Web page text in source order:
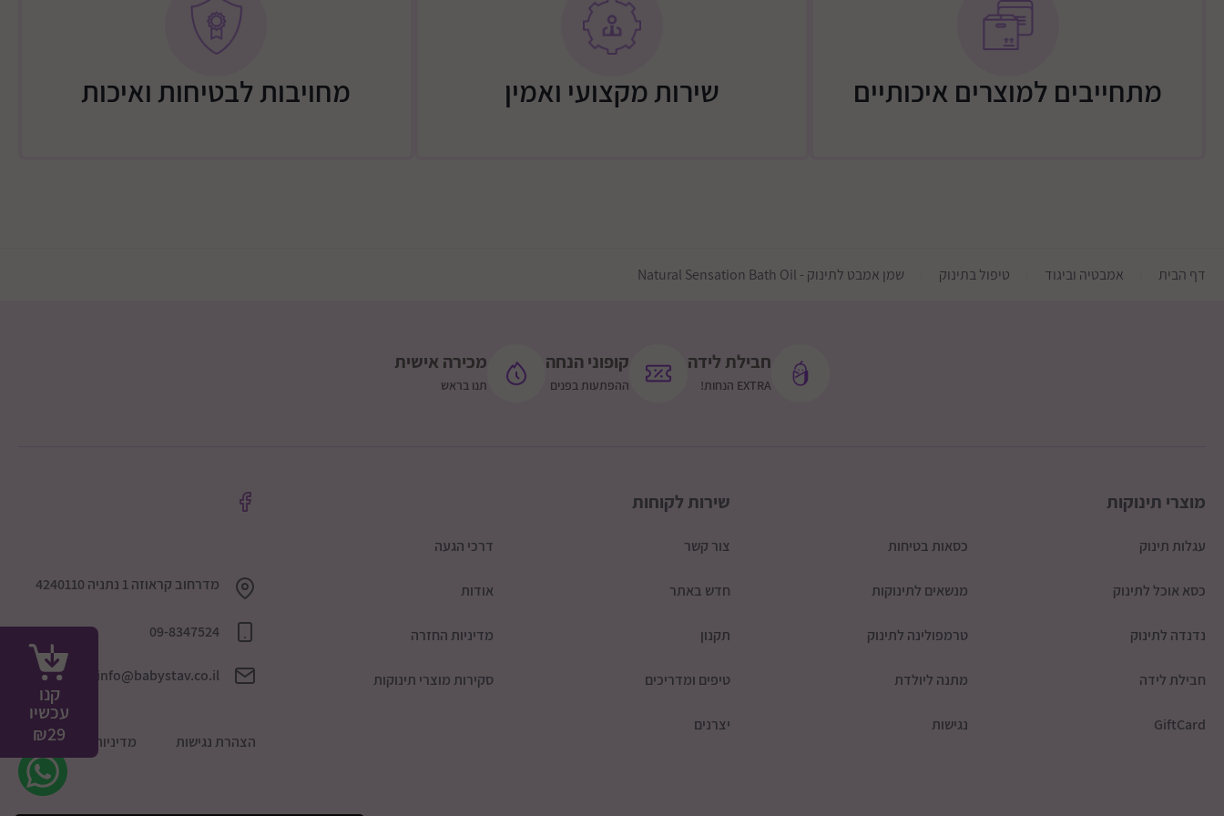
קנו
עכשיו
₪29
מתחייבים למוצרים איכותיים שירות מקצועי ואמין מחויבות לבטיחות ואיכות
דף הבית אמבטיה וביגוד טיפול בתינוק שמן אמבט לתינוק - Natural Sensation Bath Oil
חבילת לידה
EXTRA הנחות!
קופוני הנחה
ההפתעות בפנים
מכירה אישית
תנו בראש
מוצרי תינוקות
עגלות תינוק כסאות בטיחות
כסא אוכל לתינוק מנשאים לתינוקות
נדנדה לתינוק טרמפולינה לתינוק
חבילת לידה מתנה ליולדת
GiftCard נגישות
שירות לקוחות
צור קשר דרכי הגעה
חדש באתר אודות
תקנון מדיניות החזרה
טיפים ומדריכים סקירות מוצרי תינוקות
יצרנים
מדרחוב קראוזה 1 נתניה 4240110
09-8347524
info@babystav.co.il
הצהרת נגישות מדיניות הפרטיות